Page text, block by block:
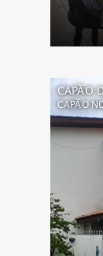
CAPÃO
CAPÃO